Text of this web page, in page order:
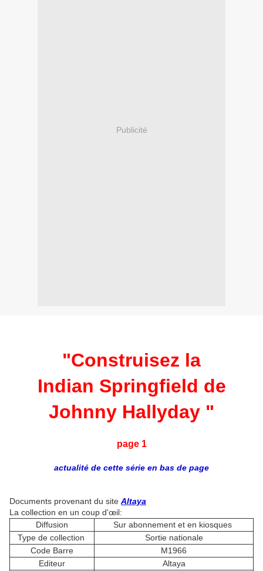
Publicité
"Construisez la
Indian Springfield de
Johnny Hallyday "
page 1
actualité de cette série en bas de page
Documents provenant du site Altaya
La collection en un coup d'œil:
Diffusion
Sur abonnement et en kiosques
Type de collection
Sortie nationale
Code Barre
M1966
Editeur
Altaya